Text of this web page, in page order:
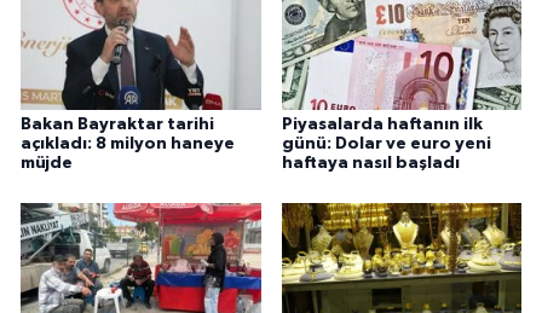
Bakan Bayraktar tarihi
açıkladı: 8 milyon haneye
müjde
Piyasalarda haftanın ilk
günü: Dolar ve euro yeni
haftaya nasıl başladı